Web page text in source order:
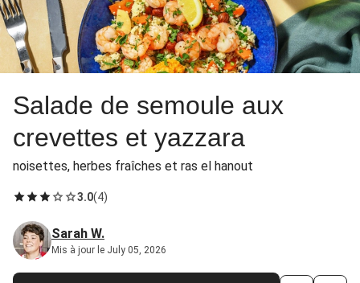
Salade de semoule aux
crevettes et yazzara
noisettes, herbes fraîches et ras el hanout
3.0(4)
Sarah W.
Mis à jour le July 05, 2026